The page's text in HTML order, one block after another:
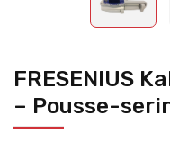
FRESENIUS
– Pousse-